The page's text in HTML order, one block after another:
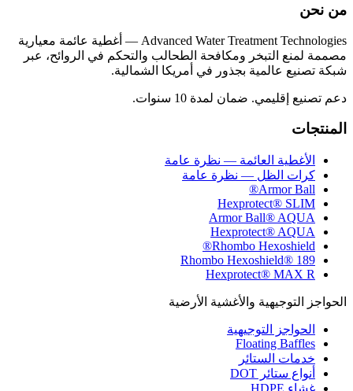
من نحن
Advanced Water Treatment Technologies — أغطية عائمة معيارية
مصممة لمنع التبخر ومكافحة الطحالب والتحكم في الروائح، عبر
شبكة تصنيع عالمية بجذور في أمريكا الشمالية.
دعم تصنيع إقليمي. ضمان لمدة 10 سنوات.
المنتجات
الأغطية العائمة — نظرة عامة
كرات الظل — نظرة عامة
Armor Ball®
Hexprotect® SLIM
Armor Ball® AQUA
Hexprotect® AQUA
Rhombo Hexoshield®
Rhombo Hexoshield® 189
Hexprotect® MAX R
الحواجز التوجيهية والأغشية الأرضية
الحواجز التوجيهية
Floating Baffles
خدمات الستائر
أنواع ستائر DOT
غشاء HDPE